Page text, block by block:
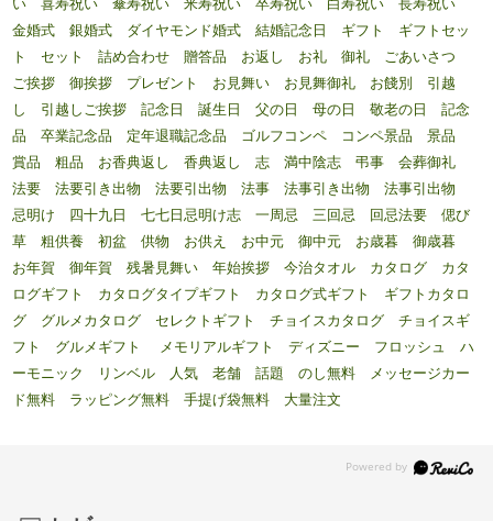
い 喜寿祝い 傘寿祝い 米寿祝い 卒寿祝い 白寿祝い 長寿祝い
金婚式 銀婚式 ダイヤモンド婚式 結婚記念日 ギフト ギフトセッ
ト セット 詰め合わせ 贈答品 お返し お礼 御礼 ごあいさつ
ご挨拶 御挨拶 プレゼント お見舞い お見舞御礼 お餞別 引越
し 引越しご挨拶 記念日 誕生日 父の日 母の日 敬老の日 記念
品 卒業記念品 定年退職記念品 ゴルフコンペ コンペ景品 景品
賞品 粗品 お香典返し 香典返し 志 満中陰志 弔事 会葬御礼
法要 法要引き出物 法要引出物 法事 法事引き出物 法事引出物
忌明け 四十九日 七七日忌明け志 一周忌 三回忌 回忌法要 偲び
草 粗供養 初盆 供物 お供え お中元 御中元 お歳暮 御歳暮
お年賀 御年賀 残暑見舞い 年始挨拶 今治タオル カタログ カタ
ログギフト カタログタイプギフト カタログ式ギフト ギフトカタロ
グ グルメカタログ セレクトギフト チョイスカタログ チョイスギ
フト グルメギフト メモリアルギフト ディズニー フロッシュ ハ
ーモニック リンベル 人気 老舗 話題 のし無料 メッセージカー
ド無料 ラッピング無料 手提げ袋無料 大量注文